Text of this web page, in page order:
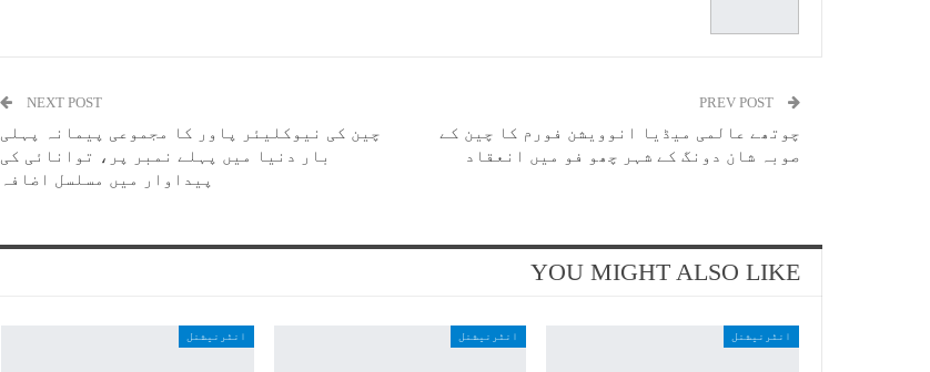
چوتھے عالمی میڈیا انوویشن فورم کا چین کے
صوبہ شان دونگ کے شہر چھو فو میں انعقاد
NEXT POST
چین کی نیوکلیئر پاور کا مجموعی پیمانہ پہلی
بار دنیا میں پہلے نمبر پر، توانائی کی
پیداوار میں مسلسل اضافہ
YOU MIGHT ALSO LIKE
انٹرنیشنل انٹرنیشنل انٹرنیشنل